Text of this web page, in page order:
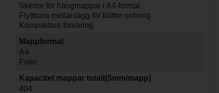
Skenor för hängmappar i A4-format
Flyttbara mellanlägg för bättre ordning
Kompaktare förvaring
Mappformat
A4
Folio
Kapacitet mappar totalt(5mm/mapp)
404